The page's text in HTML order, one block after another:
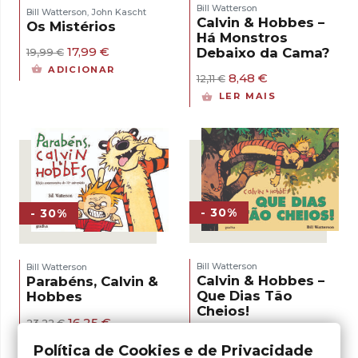
Bill Watterson, John Kascht
Os Mistérios
19,99€ O
preço
17,99 €
preço
ADICIONAR
Bill Watterson
Calvin & Hobbes –
Há Monstros
Debaixo da Cama?
12,11€ O
preço
12,11 €.
8,48 €O
preço
8,48 €.
LER MAIS
- 30%
Bill Watterson
Parabéns, Calvin &
Hobbes
23,22€ O
original
16,25€O
atual
- 30%
Bill Watterson
Calvin & Hobbes –
Que Dias Tão
Cheios!
preço preço
LER MAIS
Política de Cookies e de Privacidade